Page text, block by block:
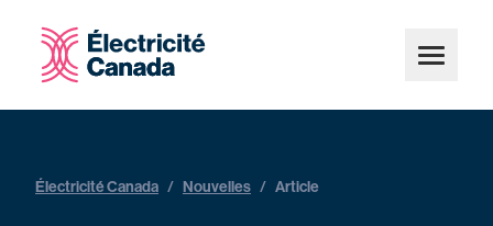
Électricité Canada / Nouvelles / Article